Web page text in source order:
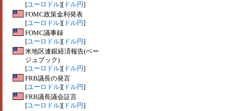
[ユーロドル][ ドル円]
FOMC政策金利発表
[ユーロドル][ ドル円]
FOMC議事録
[ユーロドル][ ドル円]
米地区連銀経済報告(ベー
ジュブック)
[ユーロドル][ ドル円]
FRB議長の発言
[ユーロドル][ ドル円]
FRB議長議会証言
[ユーロドル][ ドル円]